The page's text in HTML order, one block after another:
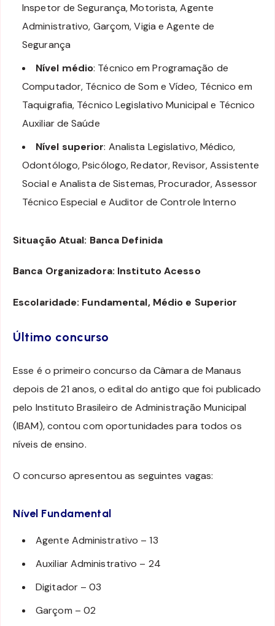
Inspetor de Segurança, Motorista, Agente
Administrativo, Garçom, Vigia e Agente de
Segurança
Nível médio: Técnico em Programação de
Computador, Técnico de Som e Vídeo, Técnico em
Taquigrafia, Técnico Legislativo Municipal e Técnico
Auxiliar de Saúde
Nível superior: Analista Legislativo, Médico,
Odontólogo, Psicólogo, Redator, Revisor, Assistente
Social e Analista de Sistemas, Procurador, Assessor
Técnico Especial e Auditor de Controle Interno
Situação Atual: Banca Definida
Banca Organizadora: Instituto Acesso
Escolaridade: Fundamental, Médio e Superior
Último concurso
Esse é o primeiro concurso da Câmara de Manaus
depois de 21 anos, o edital do antigo que foi publicado
pelo Instituto Brasileiro de Administração Municipal
(IBAM), contou com oportunidades para todos os
níveis de ensino.
O concurso apresentou as seguintes vagas:
Nível Fundamental
Agente Administrativo – 13
Auxiliar Administrativo – 24
Digitador – 03
Garçom – 02